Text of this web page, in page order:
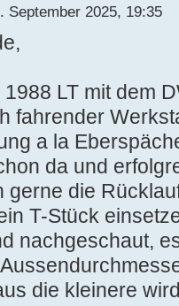
September 2025, 19:35
LT mit dem
fahrender
a la
da und
gerne die
T-Stück
nachgeschaut,
die kleinere